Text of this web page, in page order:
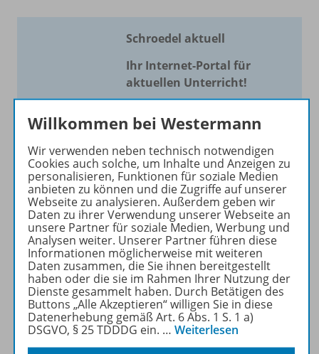
Schroedel aktuell
Ihr Internet-Portal für
aktuellen Unterricht!
wir Ihnen einen Service, um
Ihren Unterricht aktuell und
einfach zu gestalten. Jede
Woche drei bis vier
Neuerscheinungen mit
großem Online Archiv.
Mehr erfahren
Informationen
Willkommen bei Westermann
Wir verwenden neben technisch notwendigen
Cookies auch solche, um Inhalte und Anzeigen zu
personalisieren, Funktionen für soziale Medien
anbieten zu können und die Zugriffe auf unserer
Webseite zu analysieren. Außerdem geben wir
Daten zu ihrer Verwendung unserer Webseite an
unsere Partner für soziale Medien, Werbung und
Analysen weiter. Unserer Partner führen diese
Informationen möglicherweise mit weiteren
Daten zusammen, die Sie ihnen bereitgestellt
haben oder die sie im Rahmen Ihrer Nutzung der
Dienste gesammelt haben. Durch Betätigen des
Buttons „Alle Akzeptieren“ willigen Sie in diese
Datenerhebung gemäß Art. 6 Abs. 1 S. 1 a)
DSGVO, § 25 TDDDG ein. … Weiterlesen